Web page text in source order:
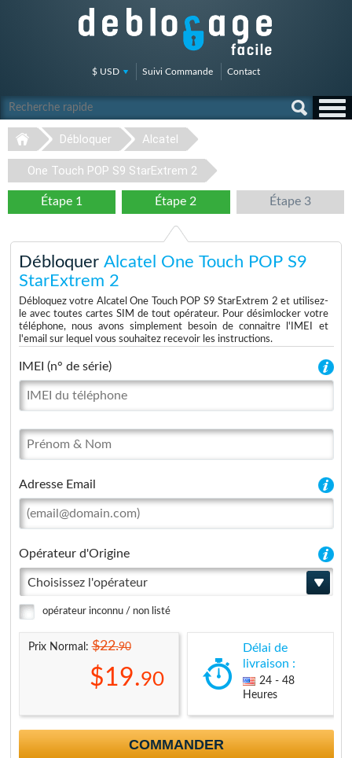
$ USD Suivi Commande Contact
Débloquer Alcatel
One Touch POP S9 StarExtrem 2
Étape 1 Étape 2 Étape 3
Débloquer Alcatel One Touch POP S9
StarExtrem 2
Débloquez votre Alcatel One Touch POP S9 StarExtrem 2 et utilisez-
le avec toutes cartes SIM de tout opérateur. Pour désimlocker votre
téléphone, nous avons simplement besoin de connaitre l'IMEI et
l'email sur lequel vous souhaitez recevoir les instructions.
IMEI (n° de série)
Adresse Email
Opérateur d'Origine
Choisissez l'opérateur
opérateur inconnu / non listé
Prix Normal:$22.90
$19.90
Délai de
livraison :
24 - 48
Heures
COMMANDER